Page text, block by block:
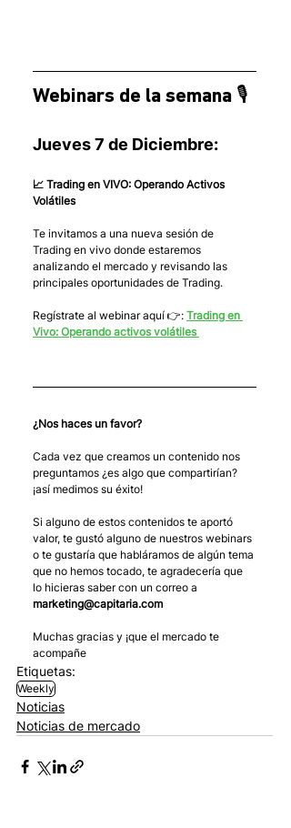
Webinars de la semana 🎙
Jueves 7 de Diciembre:
📈 Trading en VIVO: Operando Activos
Volátiles
Te invitamos a una nueva sesión de
Trading en vivo donde estaremos
analizando el mercado y revisando las
principales oportunidades de Trading.
Regístrate al webinar aquí 👉: Trading en
Vivo: Operando activos volátiles
¿Nos haces un favor?
Cada vez que creamos un contenido nos
preguntamos ¿es algo que compartirían?
¡así medimos su éxito!
Si alguno de estos contenidos te aportó
valor, te gustó alguno de nuestros webinars
o te gustaría que habláramos de algún tema
que no hemos tocado, te agradecería que
lo hicieras saber con un correo a
marketing@capitaria.com
Muchas gracias y ¡que el mercado te
acompañe
Etiquetas:
Weekly
Noticias
Noticias de mercado